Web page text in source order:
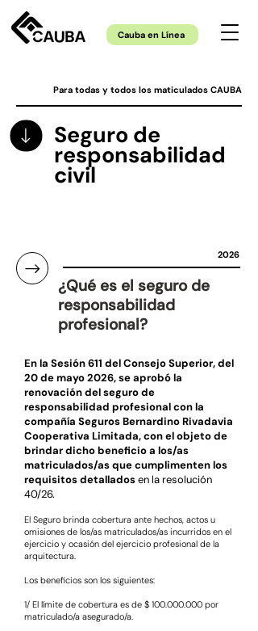
Cauba en Línea
Para todas y todos los maticulados CAUBA
Seguro de
responsabilidad
civil
¿Qué es el seguro de
responsabilidad
profesional?
En la Sesión 611 del Consejo Superior, del
20 de mayo 2026, se aprobó la
renovación del seguro de
responsabilidad profesional con la
compañía Seguros Bernardino Rivadavia
Cooperativa Limitada, con el objeto de
brindar dicho beneficio a los/as
matriculados/as que cumplimenten los
requisitos detalladosen la resolución
40/26.
El Seguro brinda cobertura ante hechos, actos u
omisiones de los/as matriculados/as incurridos en el
ejercicio y ocasión del ejercicio profesional de la
arquitectura.
Los beneficios son los siguientes:
1/ El límite de cobertura es de $ 100.000.000 por
matriculado/a asegurado/a.
2026